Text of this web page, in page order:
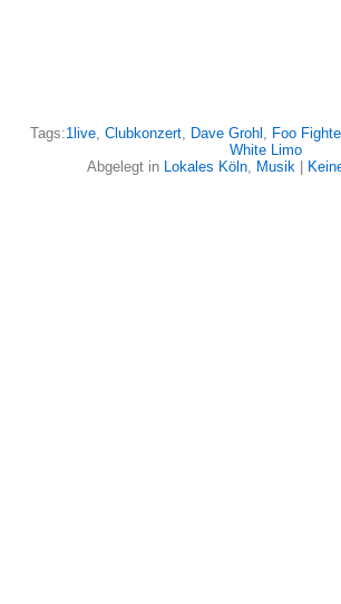
Tags:1live, Clubkonzert, Dave Grohl , Foo
White Limo
Abgelegt in Lokales Köln, Musik